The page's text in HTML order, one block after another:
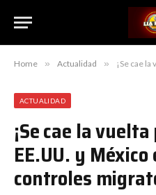
Home » Actualidad » ¡Se cae la vuelta
ACTUALIDAD
¡Se cae la
EE.UU. y
controles